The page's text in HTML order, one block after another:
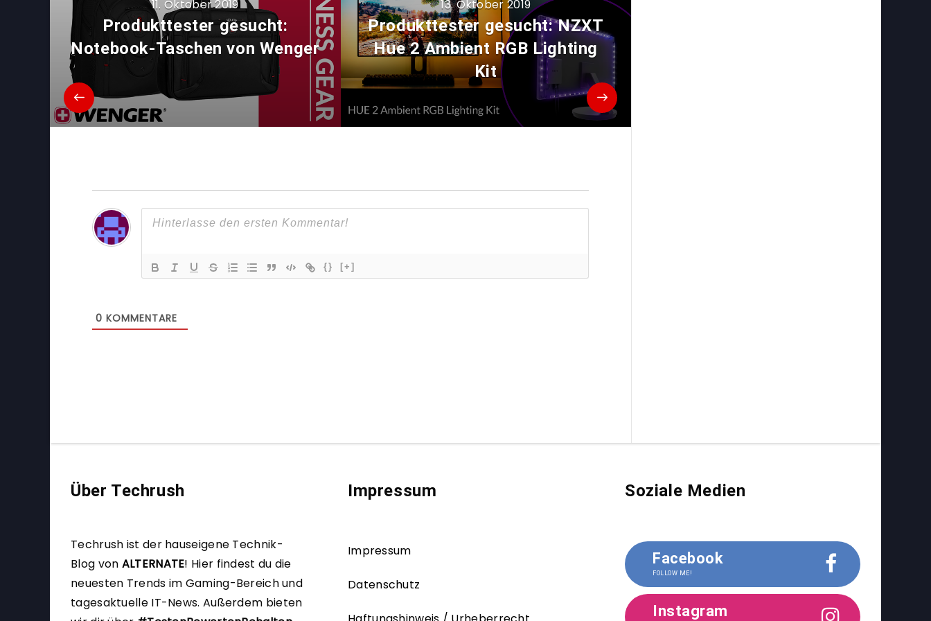
11. Oktober 2019
Produkttester gesucht:
Notebook-Taschen von Wenger
13. Oktober 2019
Produkttester gesucht: NZXT
Hue 2 Ambient RGB Lighting
Kit
{} [+]
0 KOMMENTARE
Über Techrush
Techrush ist der hauseigene Technik-
Blog von ALTERNATE! Hier findest du die
neuesten Trends im Gaming-Bereich und
tagesaktuelle IT-News. Außerdem bieten
Impressum
Impressum
Datenschutz
Soziale Medien
Facebook
FOLLOW ME!
Instagram